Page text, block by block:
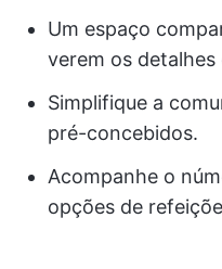
Um espaço
verem os
Simplifique a
pré-concebidos.
Acompanhe o
opções de